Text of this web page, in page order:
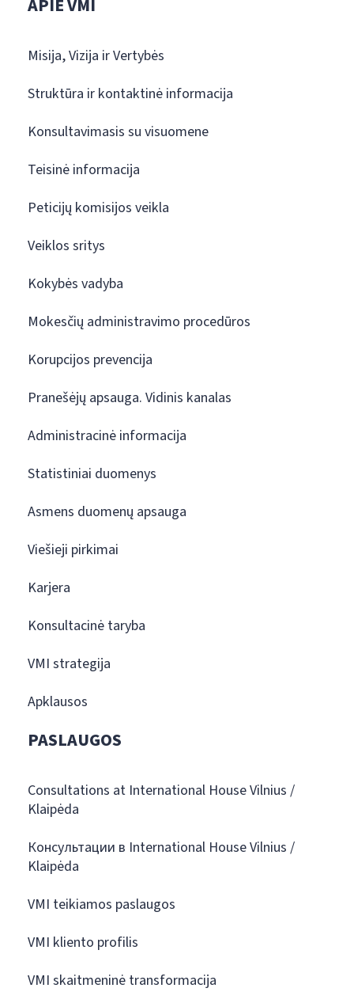
APIE VMI
Misija, Vizija ir Vertybės
Struktūra ir kontaktinė informacija
Konsultavimasis su visuomene
Teisinė informacija
Peticijų komisijos veikla
Veiklos sritys
Kokybės vadyba
Mokesčių administravimo procedūros
Korupcijos prevencija
Pranešėjų apsauga. Vidinis kanalas
Administracinė informacija
Statistiniai duomenys
Asmens duomenų apsauga
Viešieji pirkimai
Karjera
Konsultacinė taryba
VMI strategija
Apklausos
PASLAUGOS
Consultations at International House Vilnius /
Klaipėda
Консультации в International House Vilnius /
Klaipėda
VMI teikiamos paslaugos
VMI kliento profilis
VMI skaitmeninė transformacija